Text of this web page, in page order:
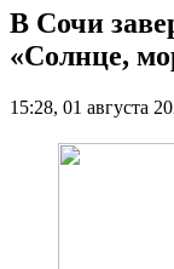
В Сочи
«Солнце,
15:28, 01 августа